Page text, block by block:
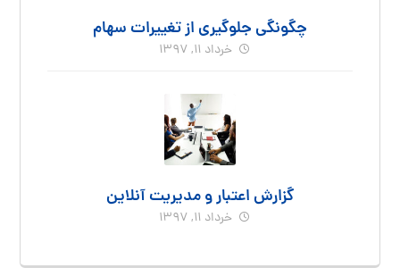
چگونگی جلوگیری از تغییرات سهام
خرداد ۱۱, ۱۳۹۷
گزارش اعتبار و مدیریت آنلاین
خرداد ۱۱, ۱۳۹۷